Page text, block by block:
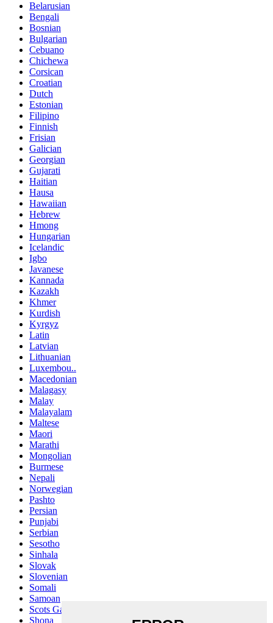
Belarusian
Bengali
Bosnian
Bulgarian
Cebuano
Chichewa
Corsican
Croatian
Dutch
Estonian
Filipino
Finnish
Frisian
Galician
Georgian
Gujarati
Haitian
Hausa
Hawaiian
Hebrew
Hmong
Hungarian
Icelandic
Igbo
Javanese
Kannada
Kazakh
Khmer
Kurdish
Kyrgyz
Latin
Latvian
Lithuanian
Luxembou..
Macedonian
Malagasy
Malay
Malayalam
Maltese
Maori
Marathi
Mongolian
Burmese
Nepali
Norwegian
Pashto
Persian
Punjabi
Serbian
Sesotho
Sinhala
Slovak
Slovenian
Somali
Samoan
Scots Gaelic
Shona